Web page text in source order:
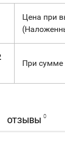
Цена при
При сумме
ОТЗЫВЫ 0